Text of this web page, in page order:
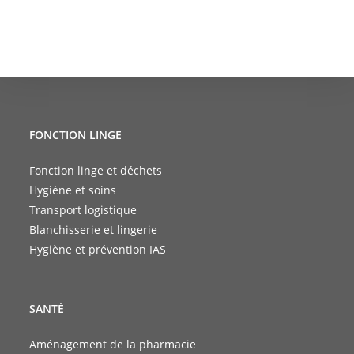
FONCTION LINGE
Fonction linge et déchets
Hygiène et soins
Transport logistique
Blanchisserie et lingerie
Hygiène et prévention IAS
SANTÉ
Aménagement de la pharmacie